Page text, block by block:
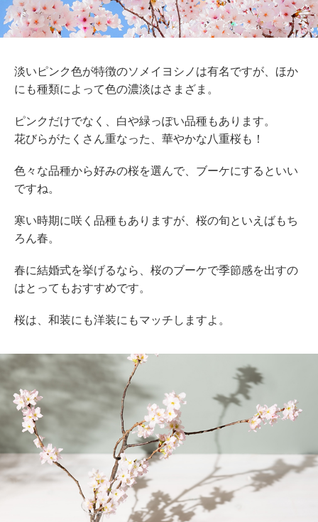
淡いピンク色が特徴のソメイヨシノは有名ですが、ほか
にも種類によって色の濃淡はさまざま。
ピンクだけでなく、白や緑っぽい品種もあります。
花びらがたくさん重なった、華やかな八重桜も！
色々な品種から好みの桜を選んで、ブーケにするといい
ですね。
寒い時期に咲く品種もありますが、桜の旬といえばもち
ろん春。
春に結婚式を挙げるなら、桜のブーケで季節感を出すの
はとってもおすすめです。
桜は、和装にも洋装にもマッチしますよ。